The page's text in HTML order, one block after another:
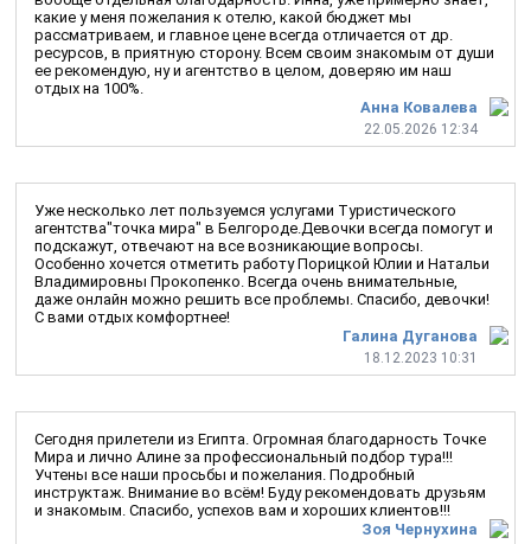
Анна Ковалева
22.05.2026 12:34
какие у меня пожелания к отелю, какой бюджет мы
рассматриваем, и главное цене всегда отличается от др.
ресурсов, в приятную сторону. Всем своим знакомым от души
ее рекомендую, ну и агентство в целом, доверяю им наш
отдых на 100%.
Галина Дуганова
18.12.2023 10:31
Уже несколько лет пользуемся услугами Туристического
агентства"точка мира" в Белгороде.Девочки всегда помогут и
подскажут, отвечают на все возникающие вопросы.
Особенно хочется отметить работу Порицкой Юлии и Натальи
Владимировны Прокопенко. Всегда очень внимательные,
даже онлайн можно решить все проблемы. Спасибо, девочки!
С вами отдых комфортнее!
Зоя Чернухина
Сегодня прилетели из Египта. Огромная благодарность Точке
Мира и лично Алине за профессиональный подбор тура!!!
Учтены все наши просьбы и пожелания. Подробный
инструктаж. Внимание во всём! Буду рекомендовать друзьям
и знакомым. Спасибо, успехов вам и хороших клиентов!!!